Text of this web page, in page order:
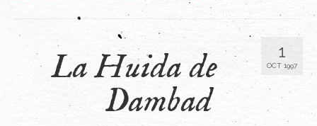
1
OCT 1997
La Huida de
Dambad